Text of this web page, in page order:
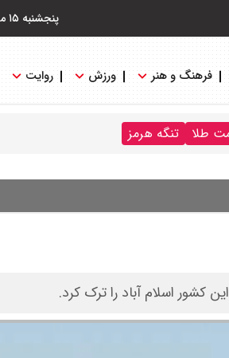
پنجشنبه ۱۵ مرداد ۱۴۰۵
فرهنگ و هنر ورزش روایت
طلا تنگه هرمز
کشور اسلام آباد را ترک کرد.